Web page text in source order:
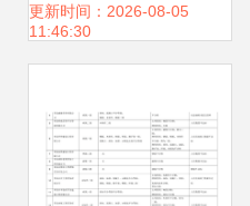
本汇编 12套385页
析
更新时间：2026-08-05
11:46:30